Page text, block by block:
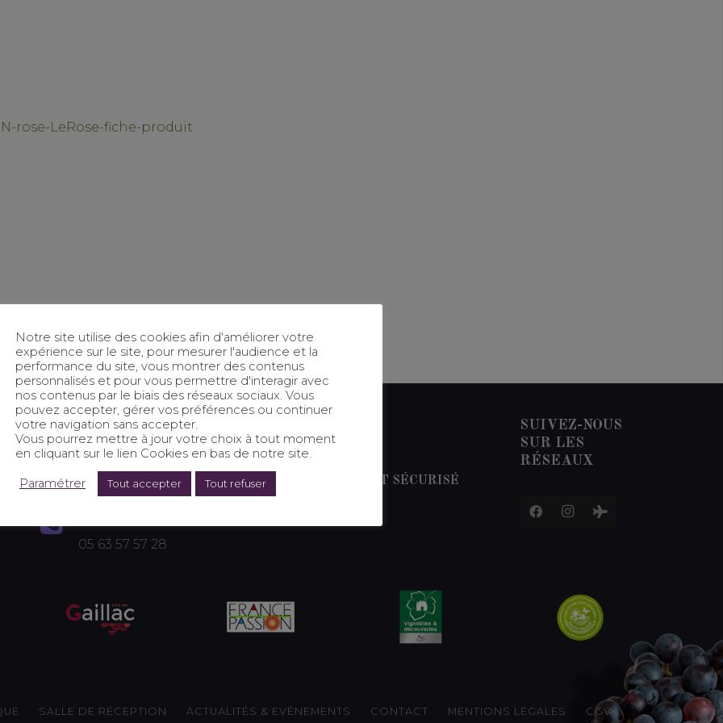
rose-LeRose-fiche-produit
ADRESSE
Le Jauret
81600 Montans
05 63 57 57 28
PAIEMENT SÉCURISÉ
SUIVEZ-NOUS
SUR LES
RÉSEAUX
SALLE DE RÉCEPTION ACTUALITÉS & EVÉNEMENTS CONTACT MENTIONS LÉGALES CGV
Notre site utilise des cookies afin d'améliorer votre
expérience sur le site, pour mesurer l'audience et la
performance du site, vous montrer des contenus
personnalisés et pour vous permettre d'interagir avec
nos contenus par le biais des réseaux sociaux. Vous
pouvez accepter, gérer vos préférences ou continuer
votre navigation sans accepter.
Vous pourrez mettre à jour votre choix à tout moment
en cliquant sur le lien Cookies en bas de notre site.
Paramétrer Tout accepter Tout refuser